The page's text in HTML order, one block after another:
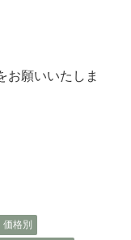
お願いいたしま
価格別